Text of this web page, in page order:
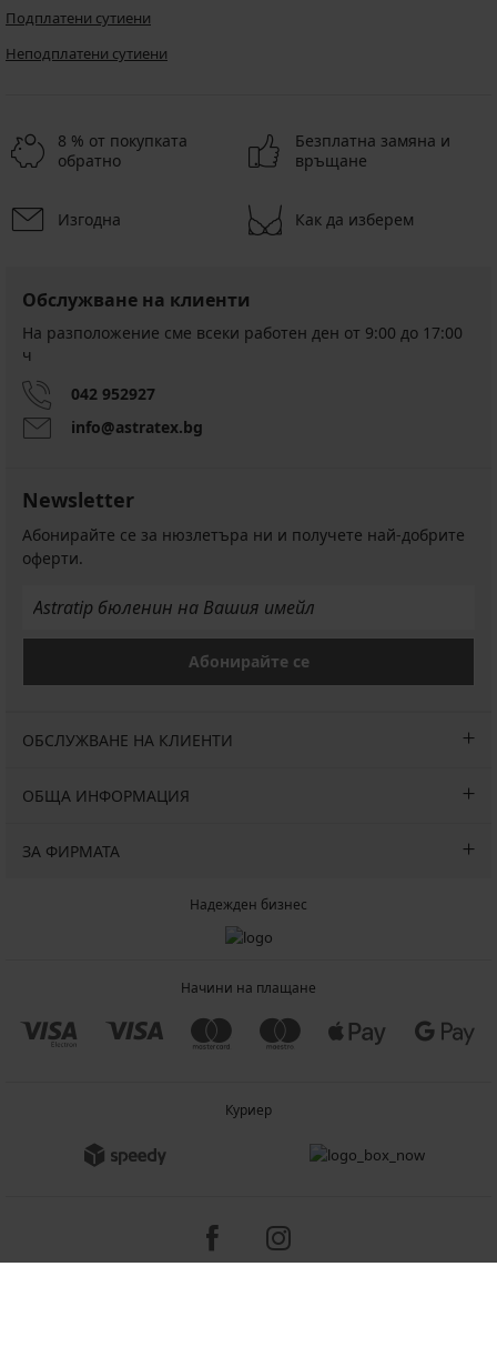
Подплатени сутиени
Неподплатени сутиени
8 % от покупката
обратно
Безплатна замяна и
връщане
Изгодна Как да изберем
Обслужване на клиенти
На разположение сме всеки работен ден от 9:00 до 17:00
ч
042 952927
info@astratex.bg
Newsletter
Абонирайте се за нюзлетъра ни и получете най-добрите
оферти.
Абонирайте се
ОБСЛУЖВАНЕ НА КЛИЕНТИ
ОБЩА ИНФОРМАЦИЯ
ЗА ФИРМАТА
Надежден бизнес
Начини на плащане
Куриер